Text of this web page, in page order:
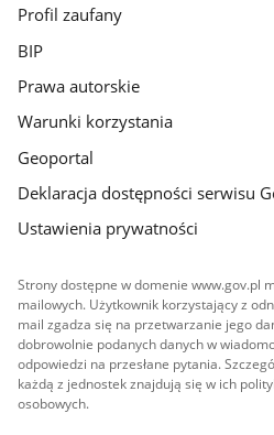
Profil zaufany
BIP
Prawa autorskie
Warunki korzystania
Geoportal
Deklaracja dostępności serwisu
Ustawienia prywatności
Strony dostępne w domenie www.gov.pl
mailowych. Użytkownik korzystający z
mail zgadza się na przetwarzanie jego
dobrowolnie podanych danych w
odpowiedzi na przesłane pytania.
każdą z jednostek znajdują się w ich
osobowych.